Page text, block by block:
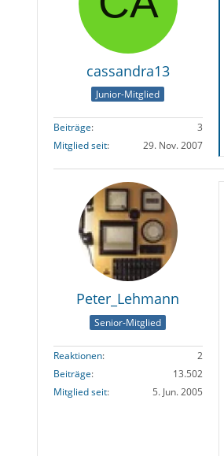
cassandra13
Junior-Mitglied
Beiträge
3
Mitglied seit
29. Nov. 2007
Peter_Lehmann
Senior-Mitglied
Reaktionen
2
Beiträge
13.502
Mitglied seit
5. Jun. 2005